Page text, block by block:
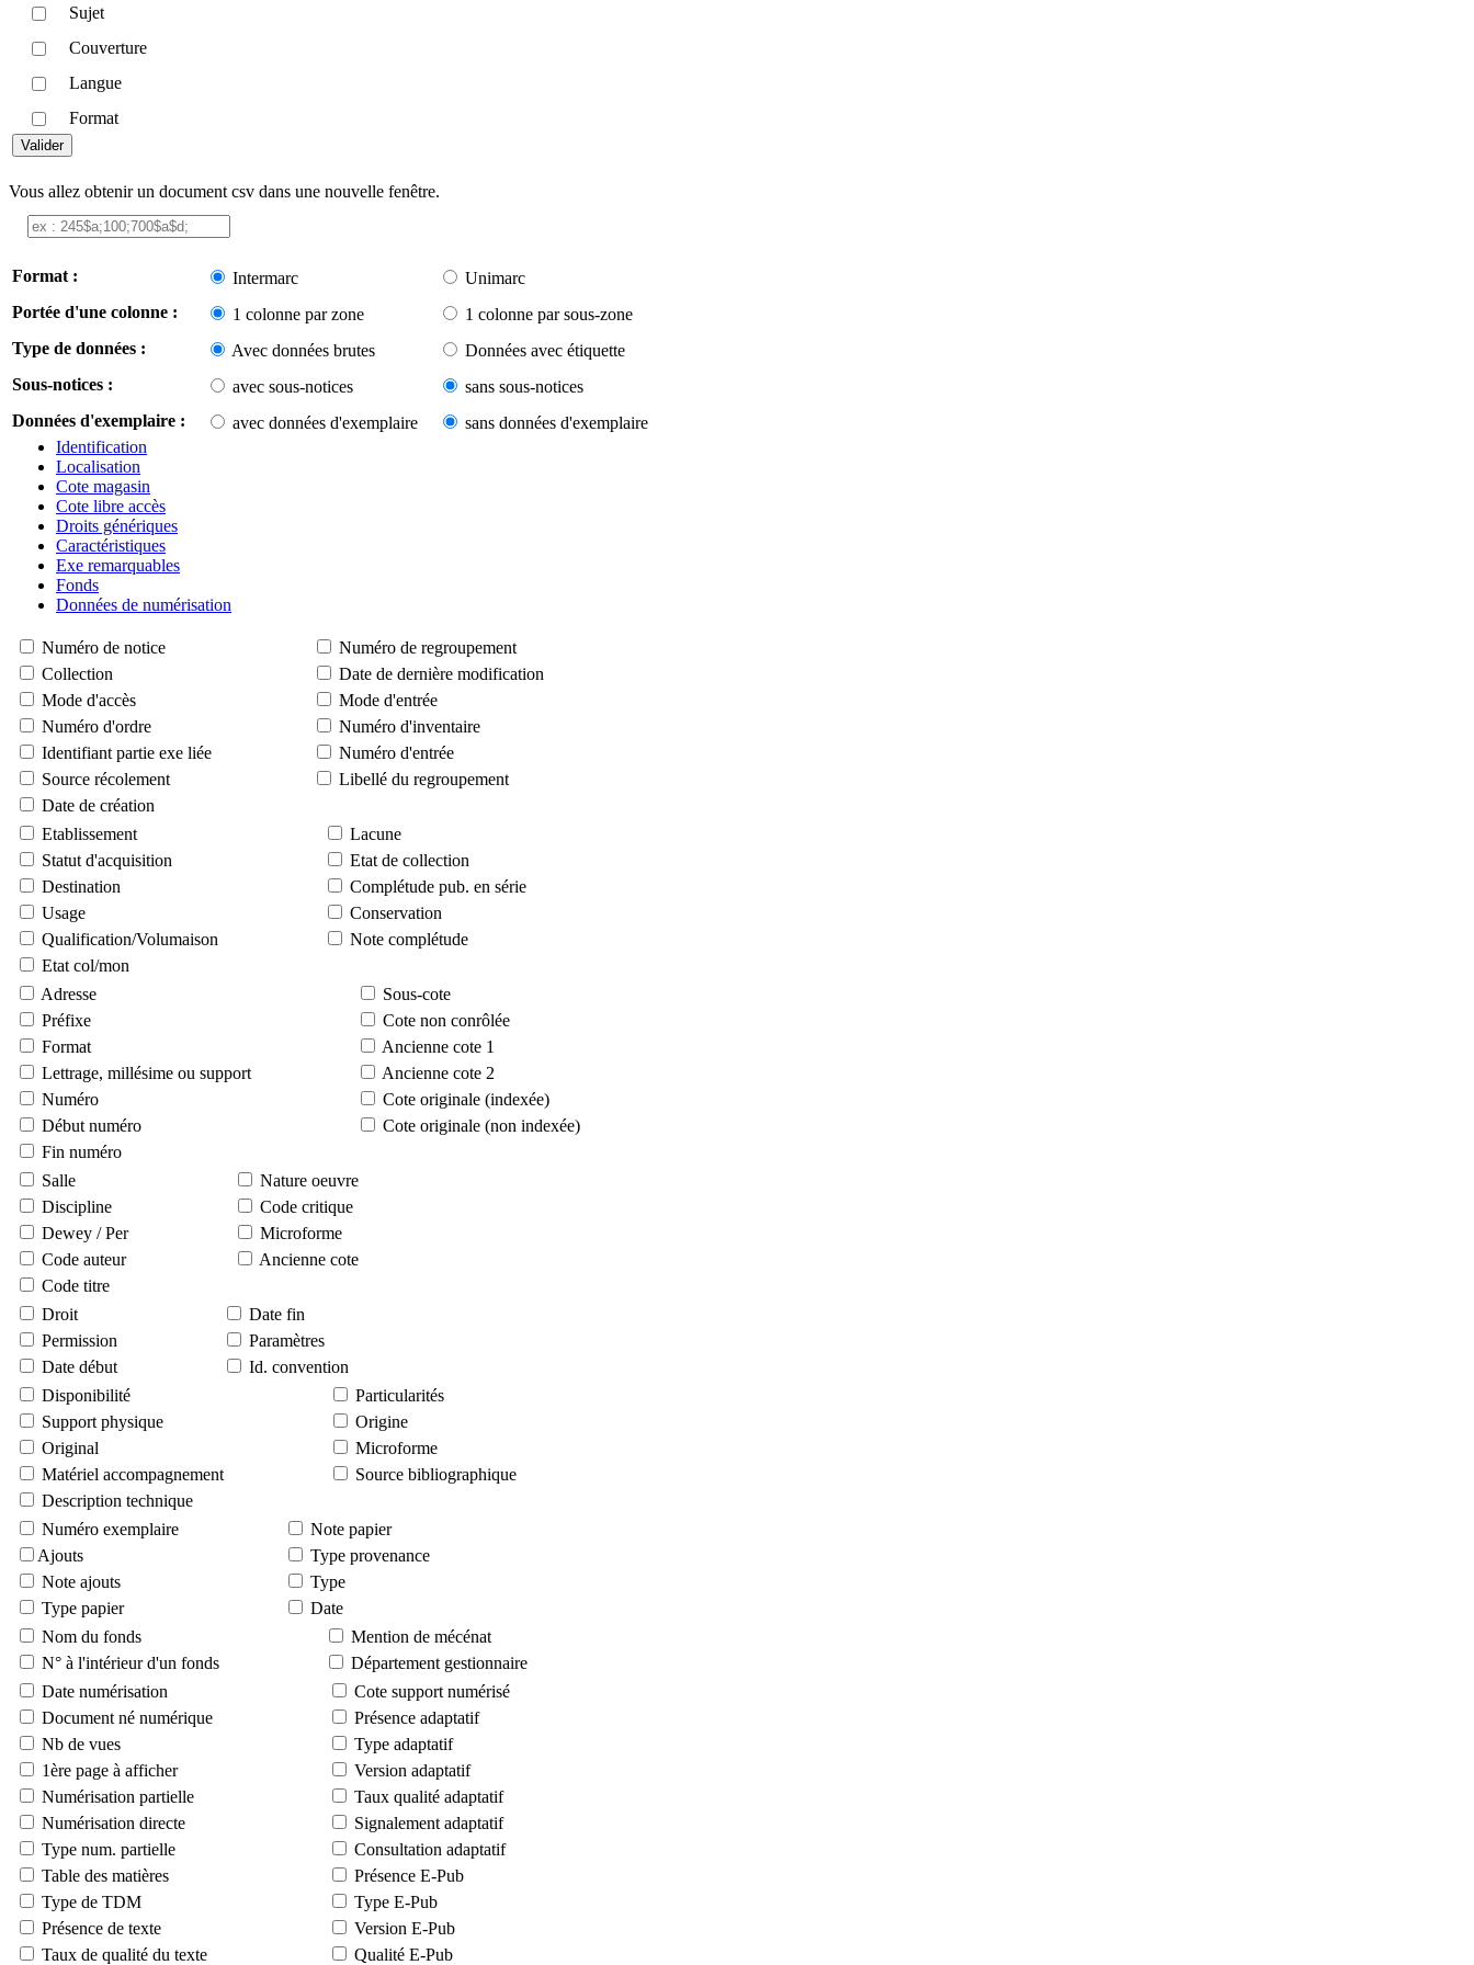
Sujet
Couverture
Langue
Format
Vous allez obtenir un document csv dans une nouvelle fenêtre.
Format : Intermarc
Unimarc
Portée d'une colonne :
1 colonne par zone
1 colonne par sous-zone
Type de données :
Avec données brutes
Données avec étiquette
Sous-notices :
avec sous-notices
sans sous-notices
Données d'exemplaire :
avec données d'exemplaire
sans données d'exemplaire
Identification
Localisation
Cote magasin
Cote libre accès
Droits génériques
Caractéristiques
Exe remarquables
Fonds
Données de numérisation
Numéro de notice
Numéro de regroupement
Collection
Date de dernière modification
Mode d'accès
Mode d'entrée
Numéro d'ordre
Numéro d'inventaire
Identifiant partie exe liée
Numéro d'entrée
Source récolement
Libellé du regroupement
Date de création
Etablissement
Lacune
Statut d'acquisition
Etat de collection
Destination
Complétude pub. en série
Usage
Conservation
Qualification/Volumaison
Note complétude
Etat col/mon
Adresse
Sous-cote
Préfixe
Cote non conrôlée
Format
Ancienne cote 1
Lettrage, millésime ou support
Ancienne cote 2
Numéro
Cote originale (indexée)
Début numéro
Cote originale (non indexée)
Fin numéro
Salle
Nature oeuvre
Discipline
Code critique
Dewey / Per
Microforme
Code auteur
Ancienne cote
Code titre
Droit
Date fin
Permission
Paramètres
Date début
Id. convention
Disponibilité
Particularités
Support physique
Origine
Original
Microforme
Matériel accompagnement
Source bibliographique
Description technique
Numéro exemplaire
Note papier
Ajouts
Type provenance
Note ajouts
Type
Type papier
Date
Nom du fonds
Mention de mécénat
N° à l'intérieur d'un fonds
Département gestionnaire
Date numérisation
Cote support numérisé
Document né numérique
Présence adaptatif
Nb de vues
Type adaptatif
1ère page à afficher
Version adaptatif
Numérisation partielle
Taux qualité adaptatif
Numérisation directe
Signalement adaptatif
Type num. partielle
Consultation adaptatif
Table des matières
Présence E-Pub
Type de TDM
Type E-Pub
Présence de texte
Version E-Pub
Taux de qualité du texte
Qualité E-Pub